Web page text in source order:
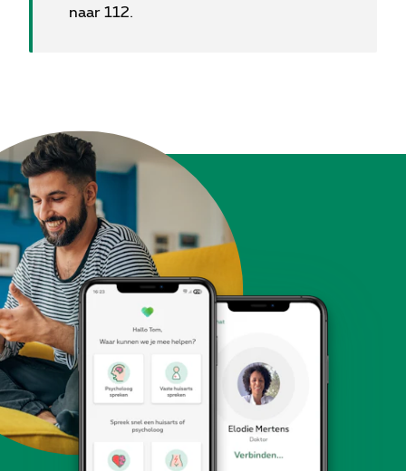
naar 112.